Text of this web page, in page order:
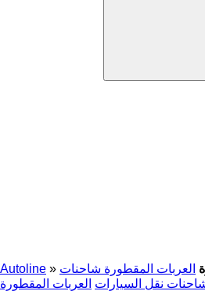
Autoline » العربات المقطورة شاحنات
نقل السيارات العربات المقطورة